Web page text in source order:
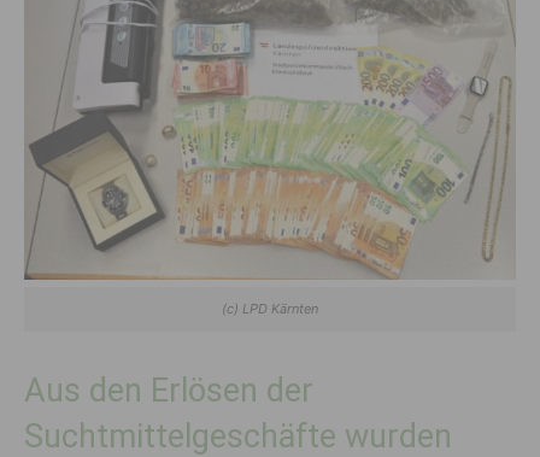
(c) LPD Kärnten
Aus den Erlösen der
Suchtmittelgeschäfte wurden